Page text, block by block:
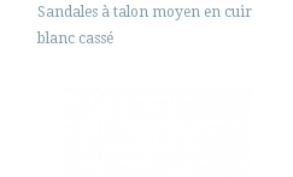
Sandales à talon moyen en cuir
blanc cassé